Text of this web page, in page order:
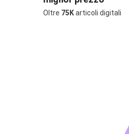
Oltre 75Karticoli digitali